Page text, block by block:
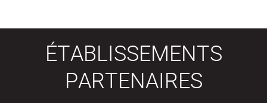
ÉTABLISSEMENTS
PARTENAIRES